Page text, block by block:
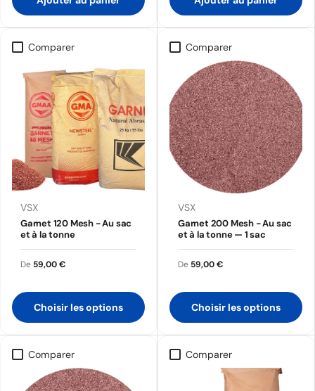
Comparer
VSX
Garnet 120 Mesh - Au sac
et à la tonne
De 59,00 €
Choisir les options
Comparer
VSX
Garnet 200 Mesh - Au sac
et à la tonne — 1 sac
De 59,00 €
Choisir les options
Comparer Comparer